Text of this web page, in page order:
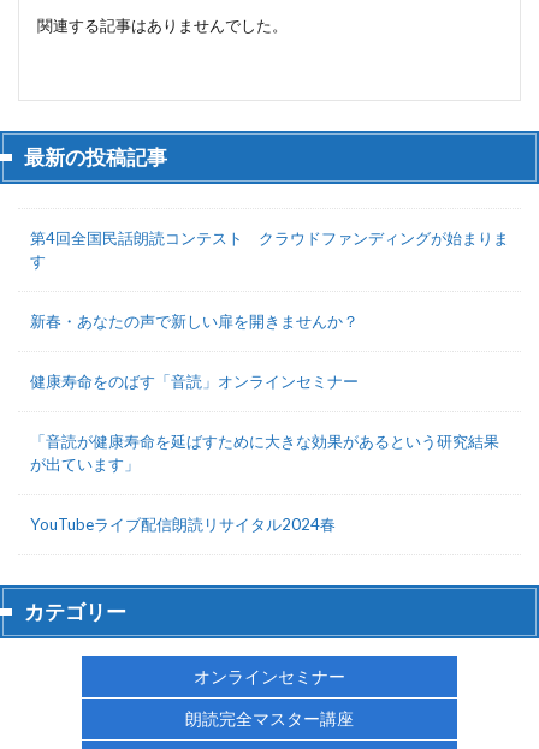
関連する記事はありませんでした。
最新の投稿記事
第4回全国民話朗読コンテスト クラウドファンディングが始まりま
す
新春・あなたの声で新しい扉を開きませんか？
健康寿命をのばす「音読」オンラインセミナー
「音読が健康寿命を延ばすために大きな効果があるという研究結果
が出ています」
YouTubeライブ配信朗読リサイタル2024春
カテゴリー
オンラインセミナー
朗読完全マスター講座